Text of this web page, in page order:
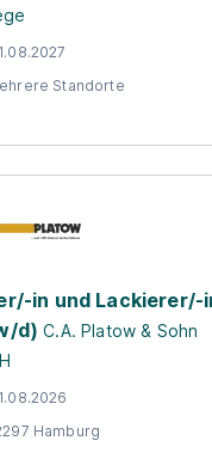
Standorte
in und Lackierer/-
d) C.A. Platow & Sohn
Hamburg